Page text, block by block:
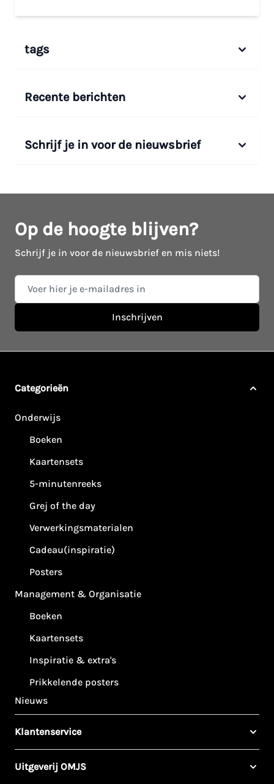
tags
Recente berichten
Schrijf je in voor de nieuwsbrief
Op de hoogte blijven?
Schrijf je in voor de nieuwsbrief en mis niets!
E-mail adres
Inschrijven
Categorieën
Onderwijs
Boeken
Kaartensets
5-minutenreeks
Grej of the day
Verwerkingsmaterialen
Cadeau(inspiratie)
Posters
Management & Organisatie
Boeken
Kaartensets
Inspiratie & extra's
Prikkelende posters
Nieuws
Klantenservice
Uitgeverij OMJS